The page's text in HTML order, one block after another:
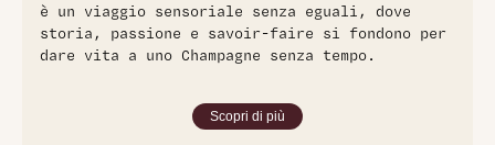
è un viaggio sensoriale senza eguali, dove
storia, passione e savoir-faire si fondono per
dare vita a uno Champagne senza tempo.
Scopri di più